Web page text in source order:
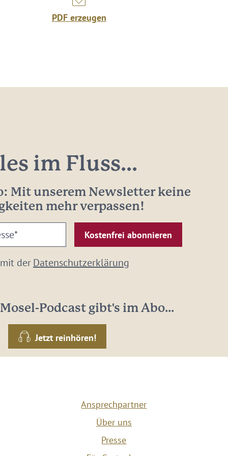
PDF erzeugen
im Fluss...
Mit unserem Newsletter keine
mehr verpassen!
derDatenschutzerklärung
Podcast gibt's im Abo...
Jetzt reinhören!
Ansprechpartner
Über uns
Presse